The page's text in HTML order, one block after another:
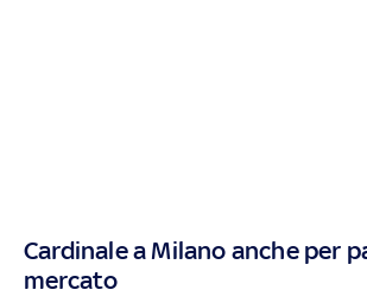
Cardinale a Milano anche per
mercato